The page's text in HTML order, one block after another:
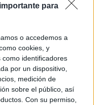
para
o accedemos a
cookies, y
identificadores
por un dispositivo,
medición de
sobre el público, así
Con su permiso,